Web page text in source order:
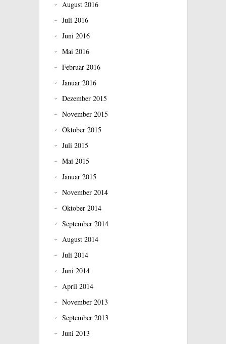
August 2016
Juli 2016
Juni 2016
Mai 2016
Februar 2016
Januar 2016
Dezember 2015
November 2015
Oktober 2015
Juli 2015
Mai 2015
Januar 2015
November 2014
Oktober 2014
September 2014
August 2014
Juli 2014
Juni 2014
April 2014
November 2013
September 2013
Juni 2013